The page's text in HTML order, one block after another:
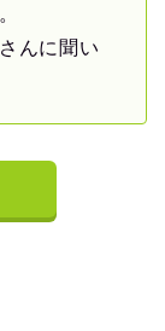
んに聞い